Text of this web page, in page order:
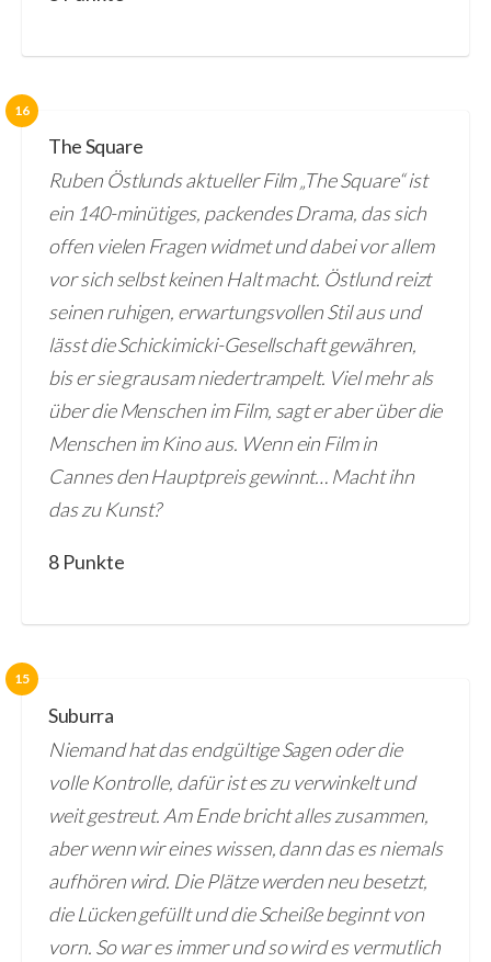
16
The Square
Ruben Östlunds aktueller Film „The Square“ ist
ein 140-minütiges, packendes Drama, das sich
offen vielen Fragen widmet und dabei vor allem
vor sich selbst keinen Halt macht. Östlund reizt
seinen ruhigen, erwartungsvollen Stil aus und
lässt die Schickimicki-Gesellschaft gewähren,
bis er sie grausam niedertrampelt. Viel mehr als
über die Menschen im Film, sagt er aber über die
Menschen im Kino aus. Wenn ein Film in
Cannes den Hauptpreis gewinnt… Macht ihn
das zu Kunst?
8 Punkte
15
Suburra
Niemand hat das endgültige Sagen oder die
volle Kontrolle, dafür ist es zu verwinkelt und
weit gestreut. Am Ende bricht alles zusammen,
aber wenn wir eines wissen, dann das es niemals
aufhören wird. Die Plätze werden neu besetzt,
die Lücken gefüllt und die Scheiße beginnt von
vorn. So war es immer und so wird es vermutlich